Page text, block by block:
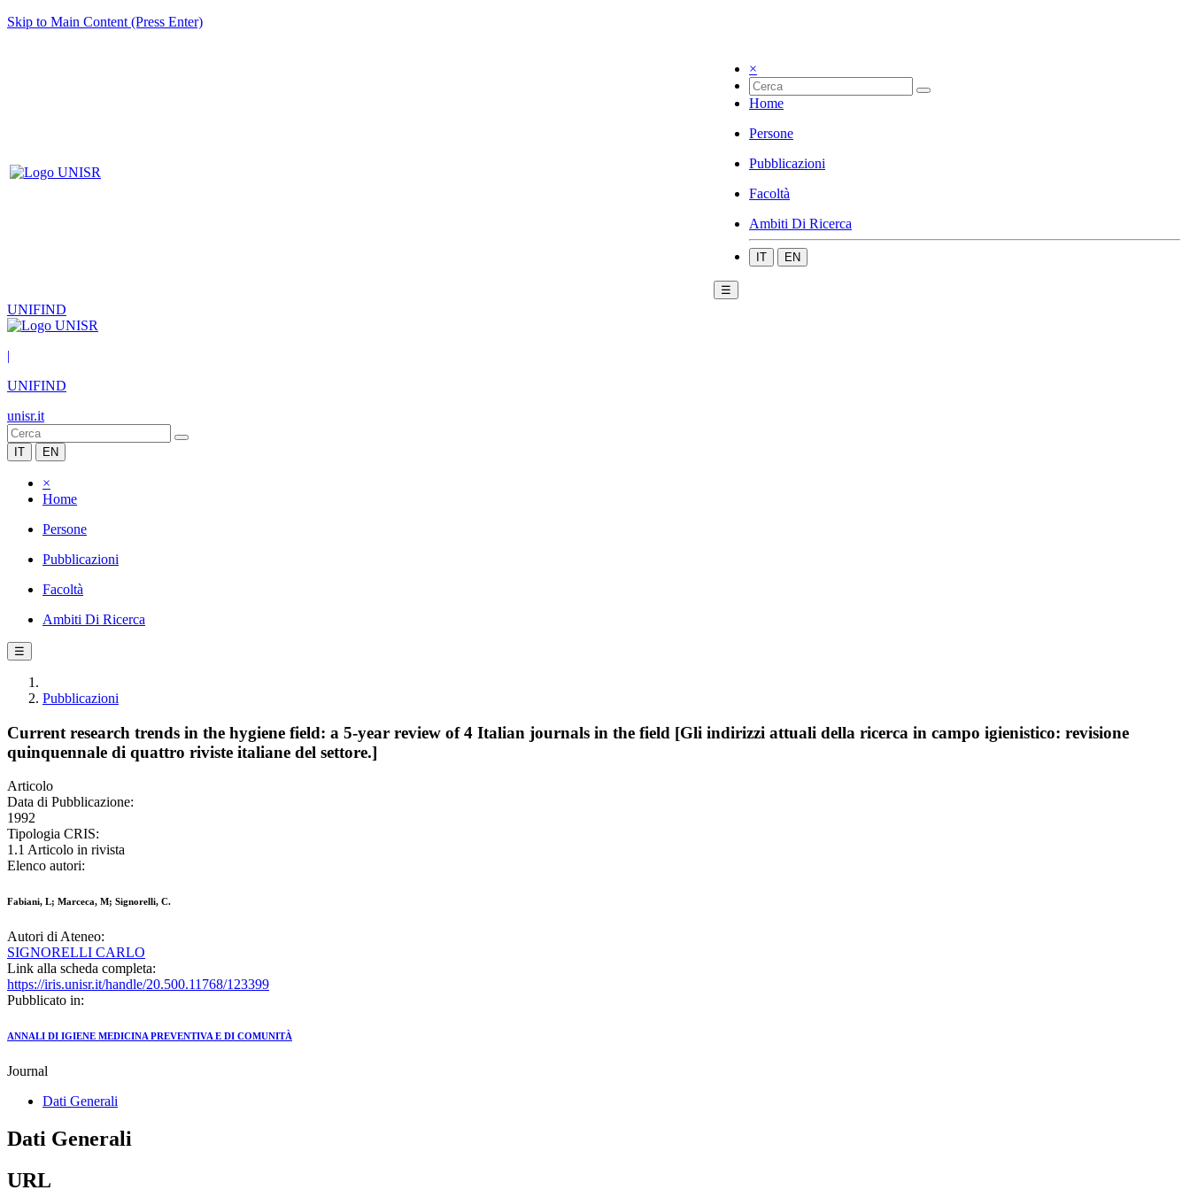
Skip to Main Content (Press Enter)
×
Home
Persone
Pubblicazioni
Facoltà
Ambiti Di Ricerca
IT EN
☰
UNIFIND
|
UNIFIND
unisr.it
IT EN
×
Home
Persone
Pubblicazioni
Facoltà
Ambiti Di Ricerca
☰
Pubblicazioni
Current research trends in the hygiene field: a 5-year review of 4 Italian journals in the field [Gli indirizzi attuali della ricerca in campo igienistico: revisione
quinquennale di quattro riviste italiane del settore.]
Articolo
Data di Pubblicazione:
1992
Tipologia CRIS:
1.1 Articolo in rivista
Elenco autori:
Fabiani, L; Marceca, M; Signorelli, C.
Autori di Ateneo:
SIGNORELLI CARLO
Link alla scheda completa:
https://iris.unisr.it/handle/20.500.11768/123399
Pubblicato in:
ANNALI DI IGIENE MEDICINA PREVENTIVA E DI COMUNITÀ
Journal
Dati Generali
Dati Generali
URL